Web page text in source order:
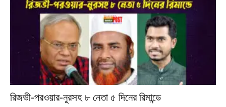
রিজভী-পরওয়ার-নুরসহ ৮ নেতা ৫ দিনের রিমান্ডে